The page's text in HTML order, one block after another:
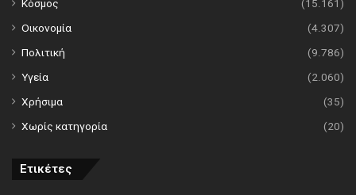
Κόσμος
(15.161)
Οικονομία
(4.307)
Πολιτική
(9.786)
Υγεία
(2.060)
Χρήσιμα
(35)
Χωρίς κατηγορία
(20)
Ετικέτες